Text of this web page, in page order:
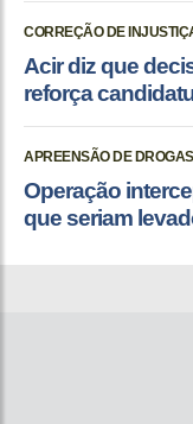
CORREÇÃO DE
Acir diz que
reforça
APREENSÃO DE DROGAS
Operação
que seriam